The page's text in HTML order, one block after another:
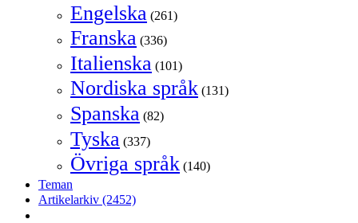
Engelska (261)
Franska (336)
Italienska (101)
Nordiska språk (131)
Spanska (82)
Tyska (337)
Övriga språk (140)
Teman
Artikelarkiv (2452)